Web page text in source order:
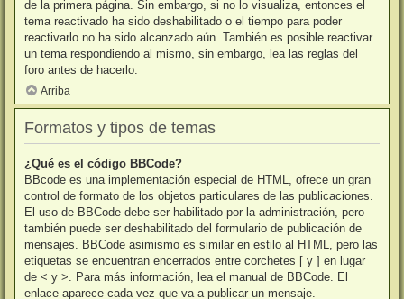
de la primera página. Sin embargo, si no lo visualiza, entonces el
tema reactivado ha sido deshabilitado o el tiempo para poder
reactivarlo no ha sido alcanzado aún. También es posible reactivar
un tema respondiendo al mismo, sin embargo, lea las reglas del
foro antes de hacerlo.
Arriba
Formatos y tipos de temas
¿Qué es el código BBCode?
BBcode es una implementación especial de HTML, ofrece un gran
control de formato de los objetos particulares de las publicaciones.
El uso de BBCode debe ser habilitado por la administración, pero
también puede ser deshabilitado del formulario de publicación de
mensajes. BBCode asimismo es similar en estilo al HTML, pero las
etiquetas se encuentran encerrados entre corchetes [ y ] en lugar
de < y >. Para más información, lea el manual de BBCode. El
enlace aparece cada vez que va a publicar un mensaje.